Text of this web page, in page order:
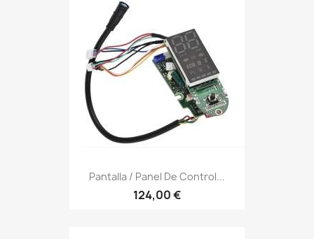
Pantalla / Panel De Control...
124,00 €